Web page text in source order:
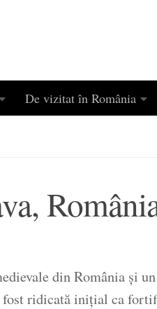
De vizitat în România
din România și
ridicată inițial ca